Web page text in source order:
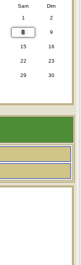
Sam Dim
1 2
8 9
15 16
22 23
29 30